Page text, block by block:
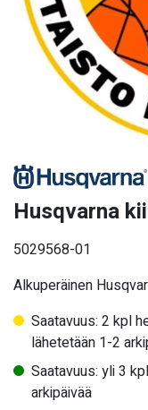
Husqvarna
5029568-01
Alkuperäinen
Saatavuus: 2 kpl
lähetetään 1-2
Saatavuus: yli 3
arkipäivää